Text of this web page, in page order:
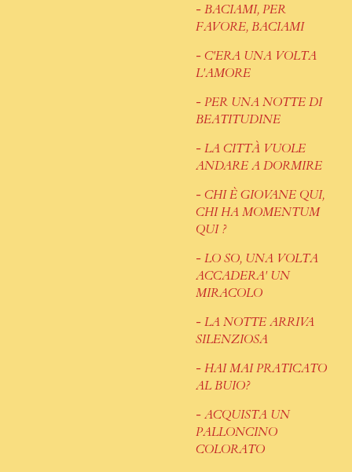
- BACIAMI, PER
FAVORE, BACIAMI
- C'ERA UNA VOLTA
L'AMORE
- PER UNA NOTTE DI
BEATITUDINE
- LA CITTÀ VUOLE
ANDARE A DORMIRE
- CHI È GIOVANE QUI,
CHI HA MOMENTUM
QUI ?
- LO SO, UNA VOLTA
ACCADERA' UN
MIRACOLO
- LA NOTTE ARRIVA
SILENZIOSA
- HAI MAI PRATICATO
AL BUIO?
- ACQUISTA UN
PALLONCINO
COLORATO